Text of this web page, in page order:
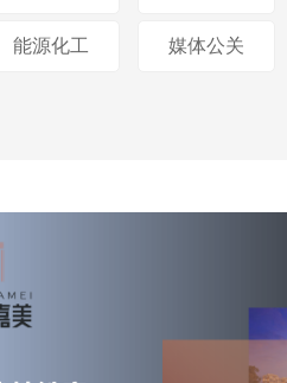
能源化工 媒体公关